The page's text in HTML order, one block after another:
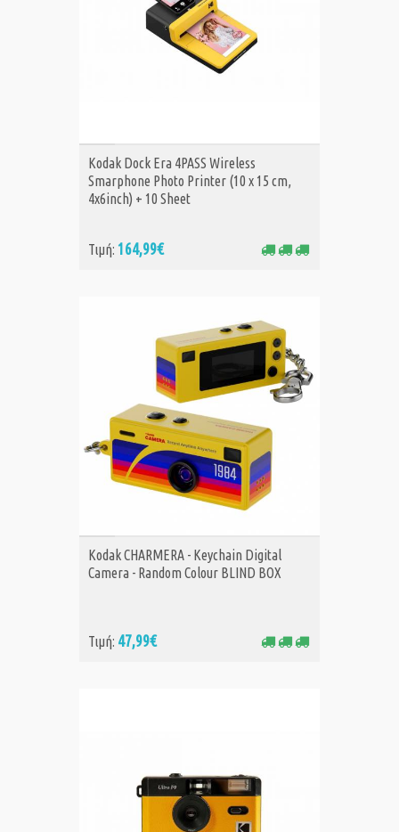
ΑΓΟΡΑ
Kodak Dock Era 4PASS Wireless
Smarphone Photo Printer (10 x 15 cm,
4x6inch) + 10 Sheet
Τιμή: 164,99€
ΑΓΟΡΑ
Kodak CHARMERA - Keychain Digital
Camera - Random Colour BLIND BOX
Τιμή: 47,99€